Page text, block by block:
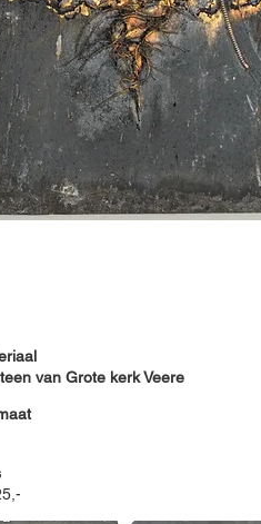
van Grote kerk Veere